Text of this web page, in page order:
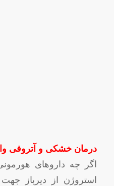
درمان خشکی و آتروفی
اگر چه داروهای
استروژن از دیرباز